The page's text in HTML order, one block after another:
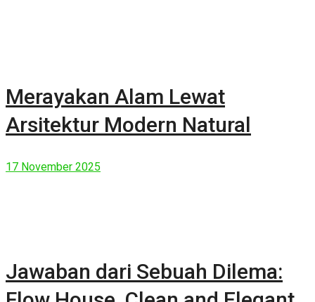
Merayakan Alam Lewat
Arsitektur Modern Natural
17 November 2025
Jawaban dari Sebuah Dilema: